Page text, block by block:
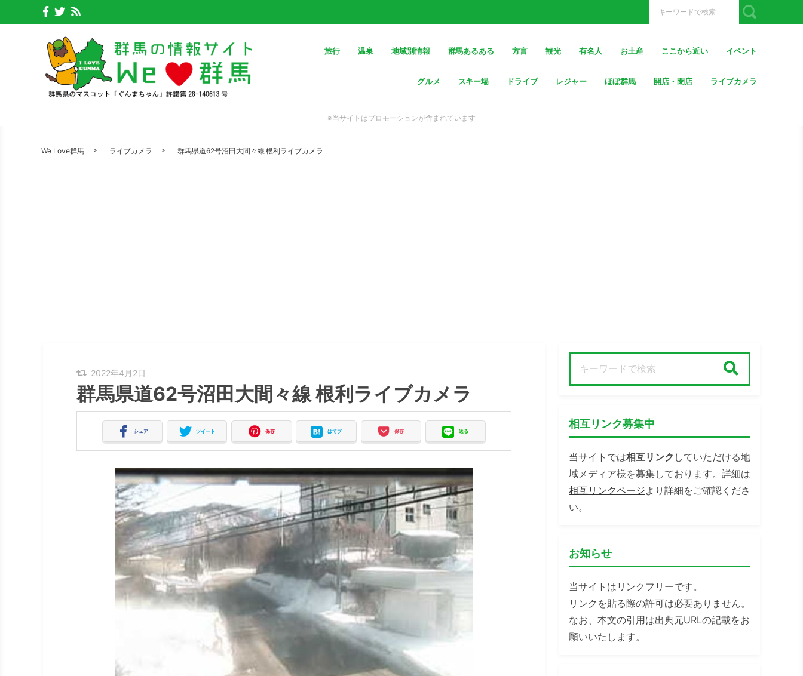
旅行 温泉 地域別情報 群馬あるある 方言 観光 有名人 お土産 ここから近い イベント
グルメ スキー場 ドライブ レジャー ほぼ群馬 開店・閉店 ライブカメラ
※当サイトはプロモーションが含まれています
We Love群馬 ライブカメラ 群馬県道62号沼田大間々線 根利ライブカメラ
2022年4月2日
群馬県道62号沼田大間々線 根利ライブカメラ
シェア ツイート 保存 はてブ 保存 送る
相互リンク募集中
当サイトでは相互リンク していただける地
域メディア様を募集しております。詳細は
相互リンクページより詳細をご確認くださ
い。
お知らせ
当サイトはリンクフリーです。
リンクを貼る際の許可は必要ありません。
なお、本文の引用は出典元URLの記載をお
願いいたします。